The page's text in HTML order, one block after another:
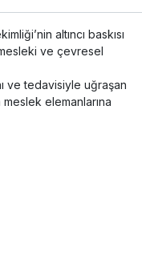
altıncı baskısı
ve çevresel
ve tedavisiyle uğraşan
meslek elemanlarına